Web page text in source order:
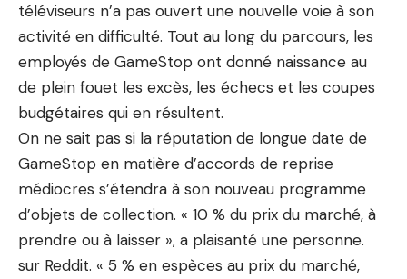
téléviseurs n’a pas ouvert une nouvelle voie à son
activité en difficulté. Tout au long du parcours, les
employés de GameStop ont donné naissance au
de plein fouet les excès, les échecs et les coupes
budgétaires qui en résultent.
On ne sait pas si la réputation de longue date de
GameStop en matière d’accords de reprise
médiocres s’étendra à son nouveau programme
d’objets de collection. « 10 % du prix du marché, à
prendre ou à laisser », a plaisanté une personne.
sur Reddit. « 5 % en espèces au prix du marché,